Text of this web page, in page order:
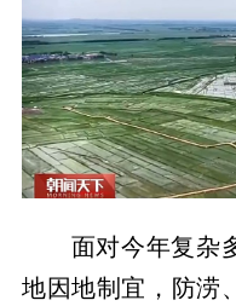
面对今年复杂
地因地制宜，防涝